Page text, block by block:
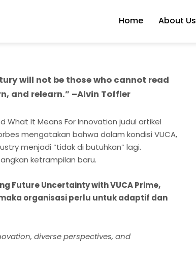
Home About Us
will not be those who cannot read
and relearn.” –Alvin Toffler
What It Means For Innovation judul artikel
mengatakan bahwa dalam kondisi VUCA,
menjadi “tidak di butuhkan” lagi.
ketrampilan baru.
Future Uncertainty with VUCA Prime,
organisasi perlu untuk adaptif dan
diverse perspectives, and